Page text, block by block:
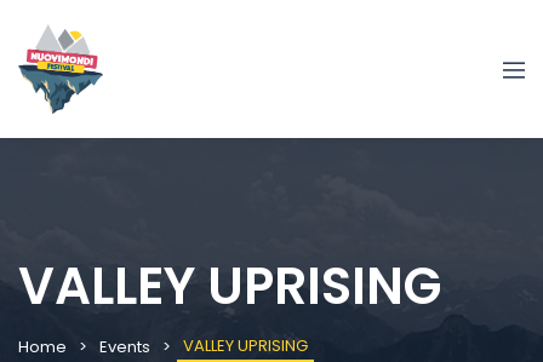
VALLEY UPRISING
Home Events VALLEY UPRISING